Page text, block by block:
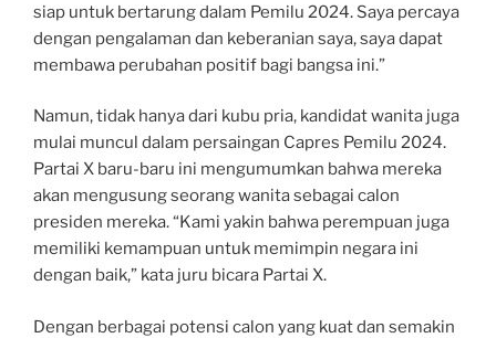
siap untuk bertarung dalam Pemilu 2024. Saya percaya
dengan pengalaman dan keberanian saya, saya dapat
membawa perubahan positif bagi bangsa ini.”
Namun, tidak hanya dari kubu pria, kandidat wanita juga
mulai muncul dalam persaingan Capres Pemilu 2024.
Partai X baru-baru ini mengumumkan bahwa mereka
akan mengusung seorang wanita sebagai calon
presiden mereka. “Kami yakin bahwa perempuan juga
memiliki kemampuan untuk memimpin negara ini
dengan baik,” kata juru bicara Partai X.
Dengan berbagai potensi calon yang kuat dan semakin